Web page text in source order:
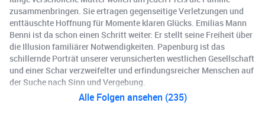
zusammenbringen. Sie ertragen gegenseitige Verletzungen und
enttäuschte Hoffnung für Momente klaren Glücks. Emilias Mann
Benni ist da schon einen Schritt weiter: Er stellt seine Freiheit über
die Illusion familiärer Notwendigkeiten. Papenburg ist das
schillernde Porträt unserer verunsicherten westlichen Gesellschaft
und einer Schar verzweifelter und erfindungsreicher Menschen auf
der Suche nach Sinn und Vergebung.
Alle Folgen ansehen (235)